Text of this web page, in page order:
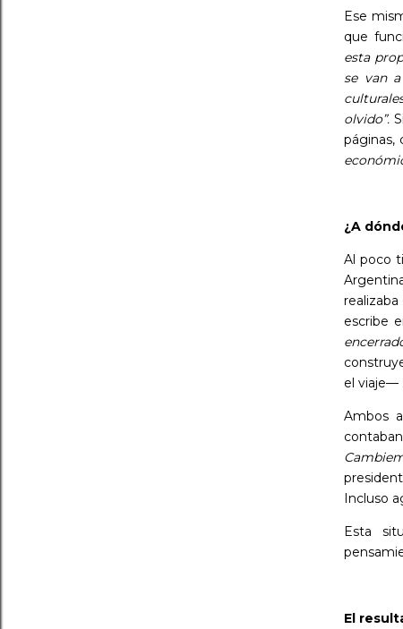
Ese
que
esta
se van
olvido”.
páginas,
¿A
Al poco
escribe
el viaje—
Ambos
Incluso
Esta
El